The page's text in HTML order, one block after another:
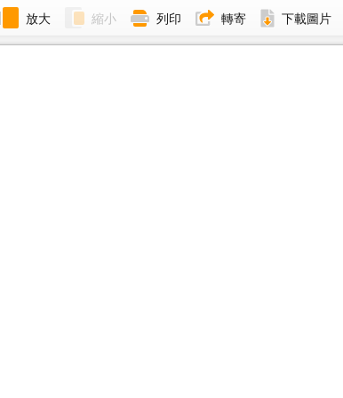
放大 縮小 列印 轉寄 下載圖片